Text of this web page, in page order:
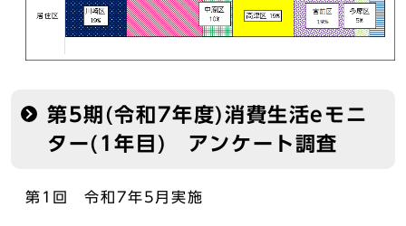
第5期(令和7年度)消費生活eモニ
ター(1年目) アンケート調査
第1回 令和7年5月実施